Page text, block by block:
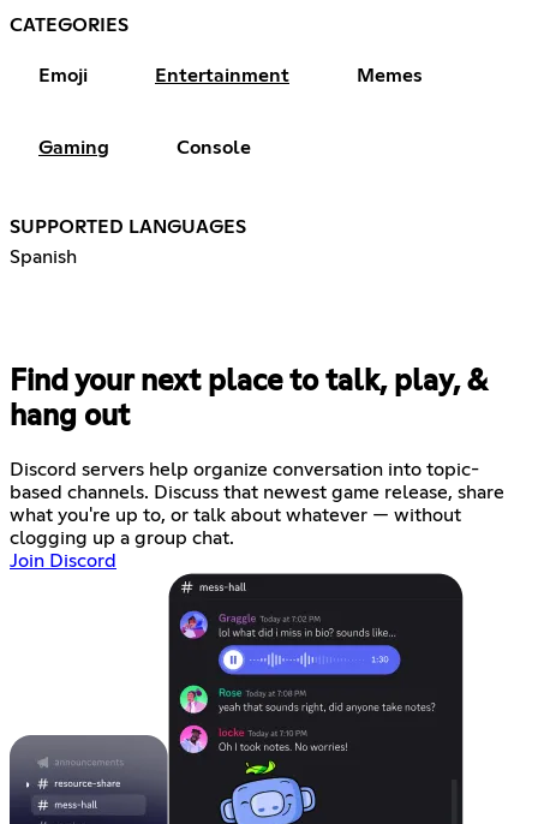
CATEGORIES
Emoji Entertainment Memes
Gaming Console
SUPPORTED LANGUAGES
Spanish
Find your next place to talk, play, &
hang out
Discord servers help organize conversation into topic-
based channels. Discuss that newest game release, share
what you're up to, or talk about whatever — without
clogging up a group chat.
Join Discord